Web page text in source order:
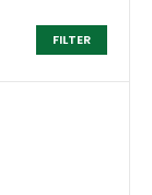
FILTER